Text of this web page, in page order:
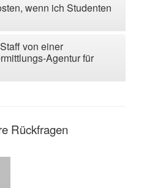
wenn ich Studenten
von einer
Agentur für
Rückfragen